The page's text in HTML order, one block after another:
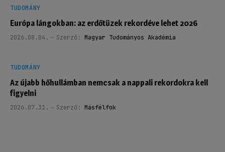
TUDOMÁNY
Európa lángokban: az erdőtüzek rekordéve lehet 2026
2026.08.04. Szerző: Magyar Tudományos Akadémia
TUDOMÁNY
Az újabb hőhullámban nemcsak a nappali rekordokra kell
figyelni
2026.07.31. Szerző: Másfélfok